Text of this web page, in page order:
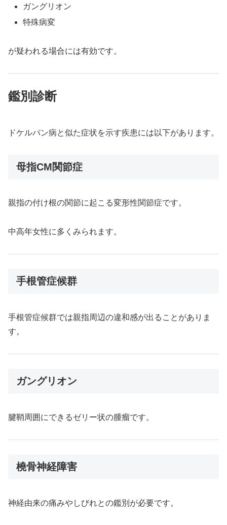
ガングリオン
特殊病変
が疑われる場合には有効です。
鑑別診断
ドケルバン病と似た症状を示す疾患には以下があります。
母指CM関節症
親指の付け根の関節に起こる変形性関節症です。
中高年女性に多くみられます。
手根管症候群
手根管症候群では親指周辺の違和感が出ることがありま
す。
ガングリオン
腱鞘周囲にできるゼリー状の腫瘤です。
橈骨神経障害
神経由来の痛みやしびれとの鑑別が必要です。